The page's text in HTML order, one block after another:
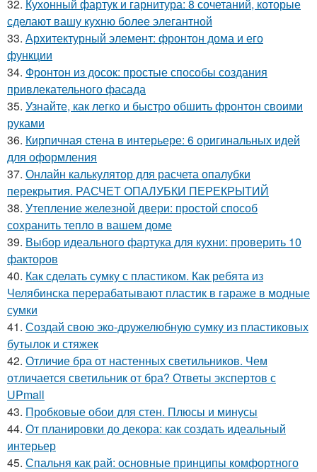
32. Кухонный фартук и гарнитура: 8 сочетаний, которые
сделают вашу кухню более элегантной
33. Архитектурный элемент: фронтон дома и его
функции
34. Фронтон из досок: простые способы создания
привлекательного фасада
35. Узнайте, как легко и быстро обшить фронтон своими
руками
36. Кирпичная стена в интерьере: 6 оригинальных идей
для оформления
37. Онлайн калькулятор для расчета опалубки
перекрытия. РАСЧЕТ ОПАЛУБКИ ПЕРЕКРЫТИЙ
38. Утепление железной двери: простой способ
сохранить тепло в вашем доме
39. Выбор идеального фартука для кухни: проверить 10
факторов
40. Как сделать сумку с пластиком. Как ребята из
Челябинска перерабатывают пластик в гараже в модные
сумки
41. Создай свою эко-дружелюбную сумку из пластиковых
бутылок и стяжек
42. Отличие бра от настенных светильников. Чем
отличается светильник от бра? Ответы экспертов с
UPmall
43. Пробковые обои для стен. Плюсы и минусы
44. От планировки до декора: как создать идеальный
интерьер
45. Спальня как рай: основные принципы комфортного